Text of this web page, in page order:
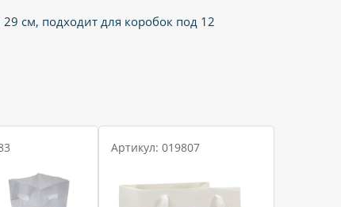
29 см, подходит для коробок под 12
Артикул: 019807